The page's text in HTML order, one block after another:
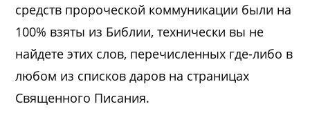
средств пророческой коммуникации были на
100% взяты из Библии, технически вы не
найдете этих слов, перечисленных где-либо в
любом из списков даров на страницах
Священного Писания.